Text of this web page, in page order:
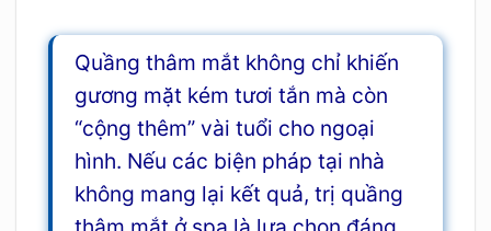
Quầng thâm mắt không chỉ khiến
gương mặt kém tươi tắn mà còn
“cộng thêm” vài tuổi cho ngoại
hình. Nếu các biện pháp tại nhà
không mang lại kết quả, trị quầng